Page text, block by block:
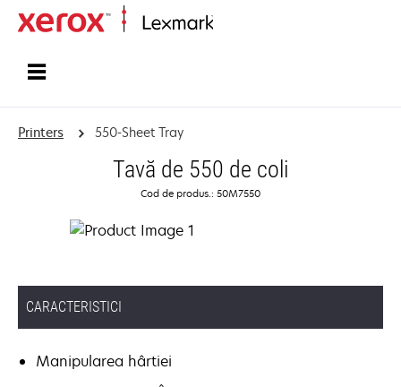
Printers 550-Sheet Tray
Tavă de 550 de coli
Cod de produs.: 50M7550
CARACTERISTICI
Manipularea hârtiei